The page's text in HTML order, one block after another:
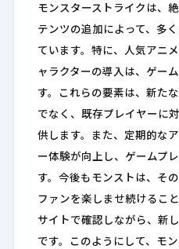
モンスターストライクは、
テンツの追加によって、多
ています。特に、人気アニ
ャラクターの導入は、ゲー
す。これらの要素は、新た
でなく、既存プレイヤーに
供します。また、定期的な
ー体験が向上し、ゲームプ
す。今後もモンストは、そ
ファンを楽しませ続けるこ
サイトで確認しながら、新
です。このようにして、モ